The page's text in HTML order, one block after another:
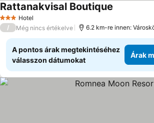
3 Kategória
Hotel
Rattanakvisal Boutique
/ Még nincs értékelve 6.2 km-re innen:
A pontos árak megtekintéséhez
válasszon dátumokat
Árak